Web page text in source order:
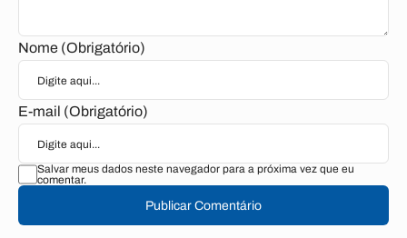
Nome (Obrigatório)
E-mail (Obrigatório)
Salvar meus dados neste navegador para a próxima vez que eu
comentar.
Publicar Comentário